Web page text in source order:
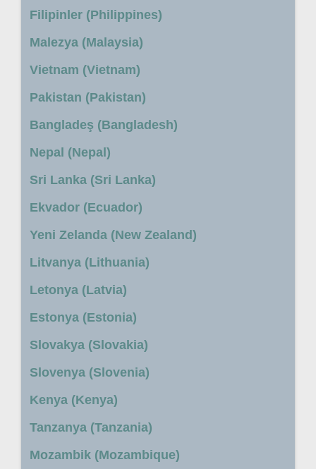
Filipinler (Philippines)
Malezya (Malaysia)
Vietnam (Vietnam)
Pakistan (Pakistan)
Bangladeş (Bangladesh)
Nepal (Nepal)
Sri Lanka (Sri Lanka)
Ekvador (Ecuador)
Yeni Zelanda (New Zealand)
Litvanya (Lithuania)
Letonya (Latvia)
Estonya (Estonia)
Slovakya (Slovakia)
Slovenya (Slovenia)
Kenya (Kenya)
Tanzanya (Tanzania)
Mozambik (Mozambique)